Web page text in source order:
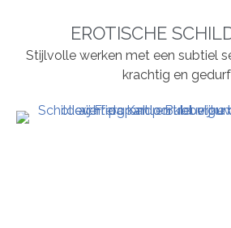
EROTISCHE
Stijlvolle werken met een subtiel
krachtig en